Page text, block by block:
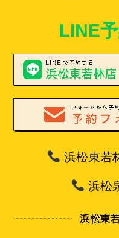
LINE
浜松東若
浜松